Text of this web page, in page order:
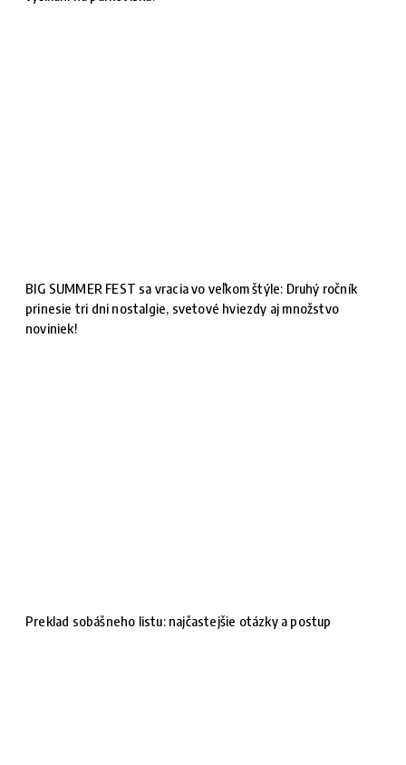
BIG SUMMER FEST sa vracia vo veľkom štýle: Druhý ročník
prinesie tri dni nostalgie, svetové hviezdy aj množstvo
noviniek!
Preklad sobášneho listu: najčastejšie otázky a postup